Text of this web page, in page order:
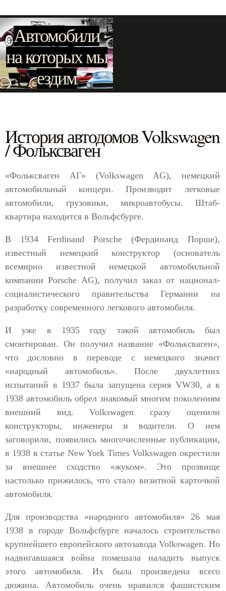
Автомобили
на которых мы
ездим
История автодомов Volkswagen
/ Фольксваген
«Фольксваген АГ» (Volkswagen AG), немецкий
автомобильный концерн. Производит легковые
автомобили, грузовики, микроавтобусы. Штаб-
квартира находится в Вольфсбурге.
В 1934 Ferdinand Porsche (Фердинанд Порше),
известный немецкий конструктор (основатель
всемирно известной немецкой автомобильной
компании Porsche AG), получил заказ от национал-
социалистического правительства Германии на
разработку современного легкового автомобиля.
И уже в 1935 году такой автомобиль был
смонтирован. Он получил название «Фольксваген»,
что дословно в переводе с немецкого значит
«народный автомобиль». После двухлетних
испытаний в 1937 была запущена серия VW30, а к
1938 автомобиль обрел знакомый многим поколениям
внешний вид. Volkswagen сразу оценили
конструкторы, инженеры и водители. О нем
заговорили, появились многочисленные публикации,
в 1938 в статье New York Times Volkswagen окрестили
за внешнее сходство «жуком». Это прозвище
настолько прижилось, что стало визитной карточкой
автомобиля.
Для производства «народного автомобиля» 26 мая
1938 в городе Вольфсбурге началось строительство
крупнейшего европейского автозавода Volkswagen. Но
надвигавшаяся война помешала наладить выпуск
этого автомобиля. Их была произведена всего
дюжина. Автомобиль очень нравился фашистским